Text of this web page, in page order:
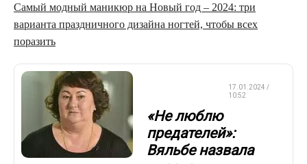
Самый модный маникюр на Новый год – 2024: три
варианта праздничного дизайна ногтей, чтобы всех
поразить
17.01.2024 /
10:52
«Не люблю
предателей»:
Вяльбе назвала